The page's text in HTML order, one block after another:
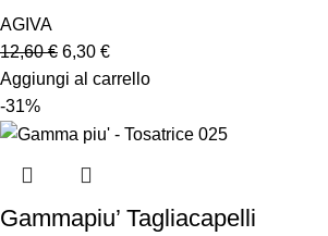
AGIVA
12,60€ 6,30 €
Aggiungi al carrello
-31%
Gammapiu’ Tagliacapelli